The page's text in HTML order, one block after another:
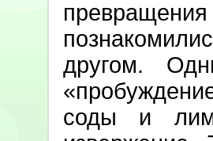
другом.
соды и